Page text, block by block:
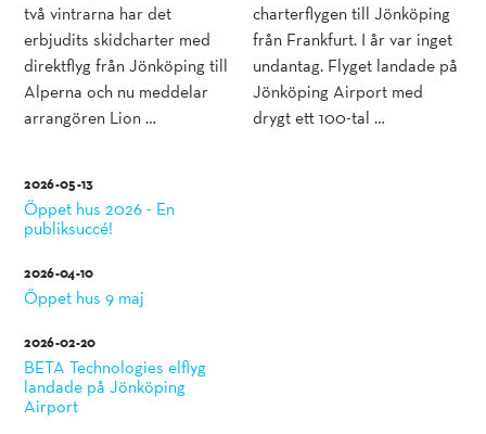
två vintrarna har det
erbjudits skidcharter med
direktflyg från Jönköping till
Alperna och nu meddelar
arrangören Lion …
charterflygen till Jönköping
från Frankfurt. I år var inget
undantag. Flyget landade på
Jönköping Airport med
drygt ett 100-tal …
2026-05-13
Öppet hus 2026 - En
publiksuccé!
2026-04-10
Öppet hus 9 maj
2026-02-20
BETA Technologies elflyg
landade på Jönköping
Airport